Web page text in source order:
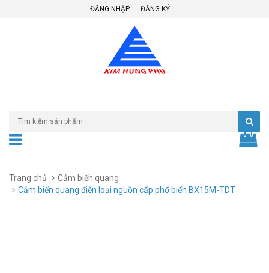
ĐĂNG NHẬP ĐĂNG KÝ
Trang chủ
Cảm biến quang
Cảm biến quang điện loại nguồn cấp phổ biến BX15M-TDT